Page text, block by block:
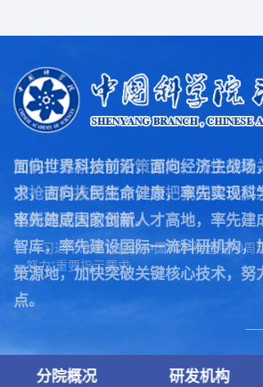
面向世界科技前沿，面向经济主战场
求，面向人民生命健康，率先实现科
率先建成国家创新人才高地，率先建
智库，率先建设国际一流科研机构，
策源地，加快突破关键核心技术，努
点。
——
加快打造原始创新策源地，加快突破
力抢占科技制高点，为把我国建设成
出新的更大的贡献。
—— 习近平总书记在致中国科学院建院70周
一努力”重要指示要求
分院概况 研发机构